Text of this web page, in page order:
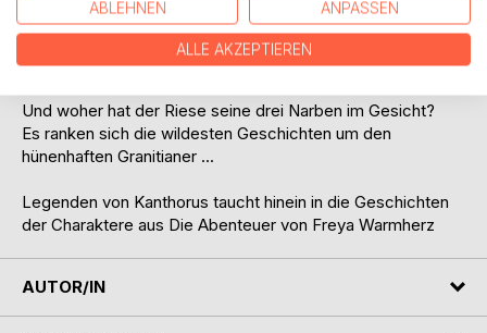
Einige dieser Legenden drehen sich um Freyas großen
Man munkelt, er stammt aus Aritholka, aber genaues weiß
Und woher hat der Riese seine drei Narben im Gesicht?
Es ranken sich die wildesten Geschichten um den
hünenhaften Granitianer ...
Legenden von Kanthorus taucht hinein in die Geschichten
der Charaktere aus Die Abenteuer von Freya Warmherz
AUTOR/IN
ABLEHNEN ANPASSEN
ALLE AKZEPTIEREN